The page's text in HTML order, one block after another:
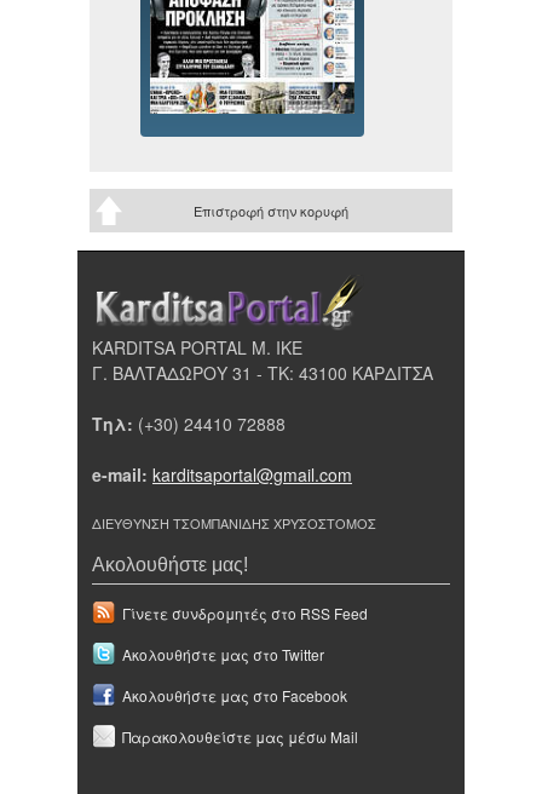
Επιστροφή στην κορυφή
KARDITSA PORTAL Μ. ΙΚΕ
Γ. ΒΑΛΤΑΔΩΡΟΥ 31 - ΤΚ: 43100 ΚΑΡΔΙΤΣΑ
Τηλ: (+30) 24410 72888
e-mail: karditsaportal@gmail.com
ΔΙΕΥΘΥΝΣΗ ΤΣΟΜΠΑΝΙΔΗΣ ΧΡΥΣΟΣΤΟΜΟΣ
Ακολουθήστε μας!
Γίνετε συνδρομητές στο RSS Feed
Ακολουθήστε μας στο Twitter
Ακολουθήστε μας στο Facebook
Παρακολουθείστε μας μέσω Mail